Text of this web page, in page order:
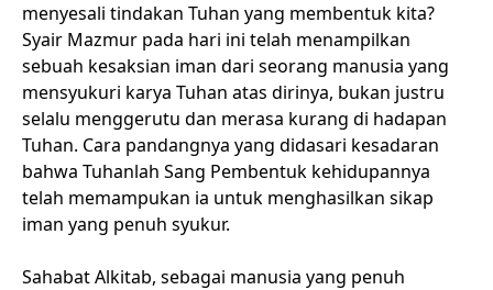
menyesali tindakan Tuhan yang membentuk kita?
Syair Mazmur pada hari ini telah menampilkan
sebuah kesaksian iman dari seorang manusia yang
mensyukuri karya Tuhan atas dirinya, bukan justru
selalu menggerutu dan merasa kurang di hadapan
Tuhan. Cara pandangnya yang didasari kesadaran
bahwa Tuhanlah Sang Pembentuk kehidupannya
telah memampukan ia untuk menghasilkan sikap
iman yang penuh syukur.
Sahabat Alkitab, sebagai manusia yang penuh